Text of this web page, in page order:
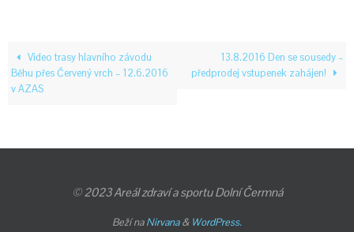
Video trasy hlavního závodu
Běhu přes Červený vrch – 12.6.2016
v AZAS
13.8.2016 Den se sousedy –
předprodej vstupenek zahájen!
© 2023 Areál zdraví a sportu Dolní Čermná
Beží naNirvana& WordPress.